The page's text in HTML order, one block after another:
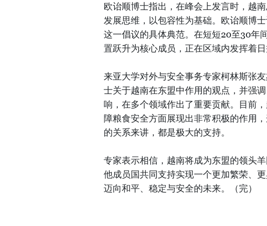
欧诒顺博士指出，在峰会上发言时，越
发展思维，以包容性为基础。欧诒顺博
这一倡议的具体典范。在短短20至30年
置跃升为核心成员，正在区域内发挥着日
来亚大学对外与安全事务专家柯林斯张
士关于越南在东盟中作用的观点，并强
响，在多个领域作出了重要贡献。目前
障粮食安全方面展现出非常积极的作用
的关系来讲，都是极大的支持。
专家表示相信，越南将成为东盟的领头
他成员国共同支持实现一个更加繁荣、
迈向和平、稳定与安全的未来。（完）